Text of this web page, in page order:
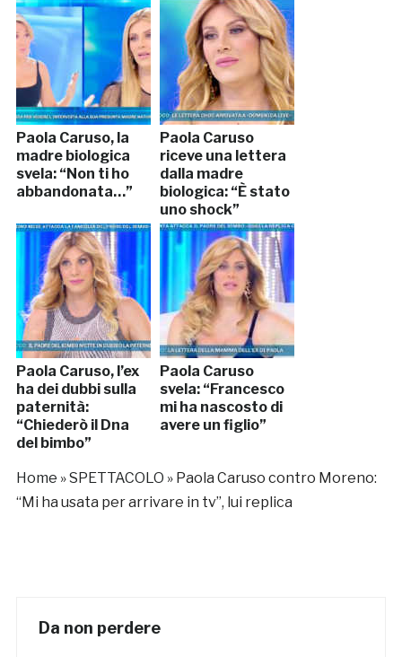
Paola Caruso, la
madre biologica
svela: “Non ti ho
abbandonata…”
Paola Caruso
riceve una lettera
dalla madre
biologica: “È stato
uno shock”
Paola Caruso, l’ex
ha dei dubbi sulla
paternità:
“Chiederò il Dna
del bimbo”
Paola Caruso
svela: “Francesco
mi ha nascosto di
avere un figlio”
Home »SPETTACOLO » Paola Caruso contro Moreno:
“Mi ha usata per arrivare in tv”, lui replica
Da non perdere